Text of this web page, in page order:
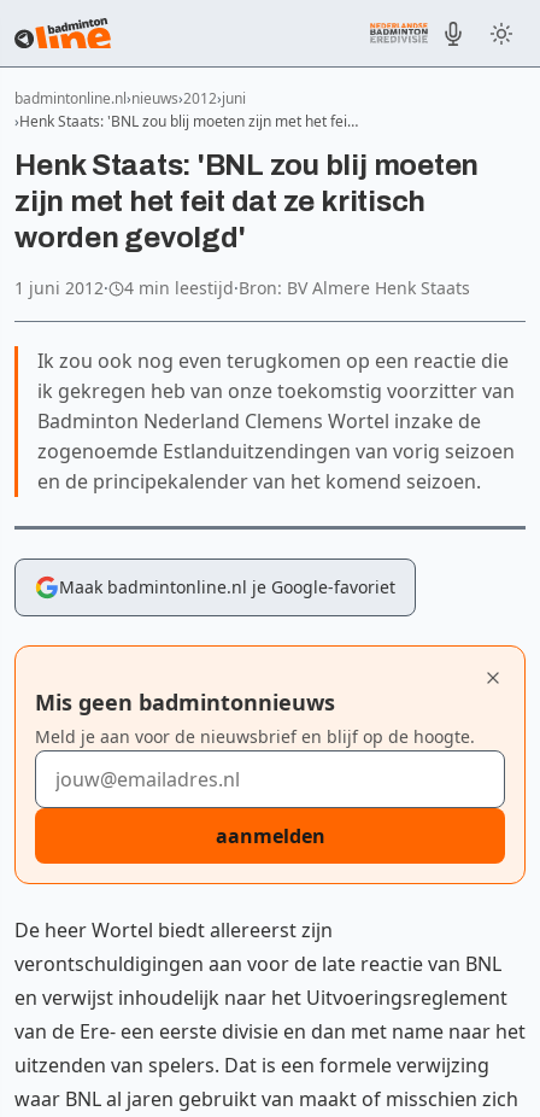
badmintonline.nl nieuws 2012 juni
Henk Staats: 'BNL zou blij moeten zijn met het fei…
Henk Staats: 'BNL zou blij moeten
zijn met het feit dat ze kritisch
worden gevolgd'
1 juni 2012· 4 min leestijd·Bron: BV Almere Henk Staats
Ik zou ook nog even terugkomen op een reactie die
ik gekregen heb van onze toekomstig voorzitter van
Badminton Nederland Clemens Wortel inzake de
zogenoemde Estlanduitzendingen van vorig seizoen
en de principekalender van het komend seizoen.
Maak badmintonline.nl je Google-favoriet
Mis geen badmintonnieuws
Meld je aan voor de nieuwsbrief en blijf op de hoogte.
E-mailadres
aanmelden
De heer Wortel biedt allereerst zijn
verontschuldigingen aan voor de late reactie van BNL
en verwijst inhoudelijk naar het Uitvoeringsreglement
van de Ere- een eerste divisie en dan met name naar het
uitzenden van spelers. Dat is een formele verwijzing
waar BNL al jaren gebruikt van maakt of misschien zich